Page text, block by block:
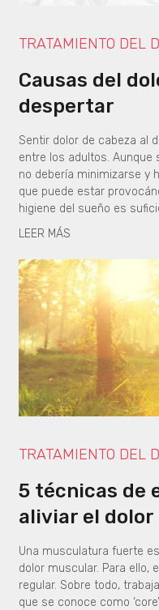
TRATAMIENTO DEL
Causas del
despertar
Sentir dolor de cabeza al
entre los adultos. Aunque
no debería minimizarse y
que puede estar
higiene del sueño es
LEER MÁS
TRATAMIENTO DEL
5 técnicas de
aliviar el
Una musculatura fuerte
dolor muscular. Para ello,
regular. Sobre todo,
que se conoce como